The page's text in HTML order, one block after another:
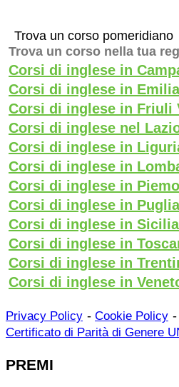
Trova un corso pomeridiano
Trova un corso nella tua
Corsi di inglese in
Corsi di inglese in
Corsi di inglese in Friuli
Corsi di inglese nel
Corsi di inglese in
Corsi di inglese in
Corsi di inglese in
Corsi di inglese in Puglia
Corsi di inglese in Sicilia
Corsi di inglese in
Corsi di inglese in
Corsi di inglese in
Privacy Policy - Cookie Policy -
Certificato di Parità di Genere
PREMI